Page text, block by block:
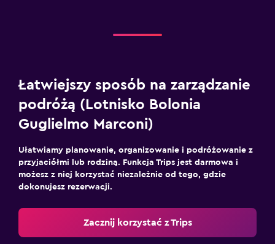
Łatwiejszy sposób na zarządzanie
podróżą (Lotnisko Bolonia
Guglielmo Marconi)
Ułatwiamy planowanie, organizowanie i podróżowanie z
przyjaciółmi lub rodziną. Funkcja Trips jest darmowa i
możesz z niej korzystać niezależnie od tego, gdzie
dokonujesz rezerwacji.
Zacznij korzystać z Trips